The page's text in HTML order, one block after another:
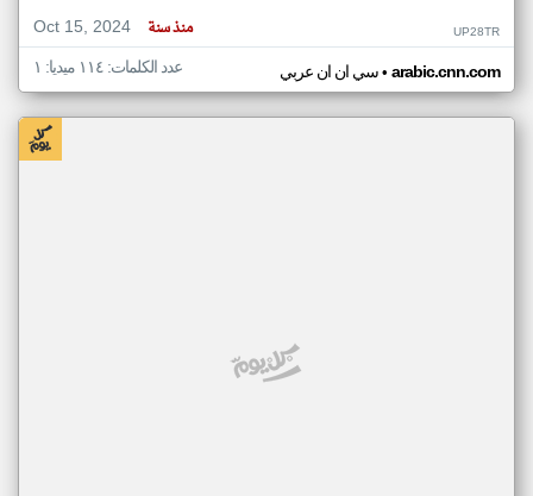
Oct 15, 2024
منذ سنة UP28TR
سي ان ان عربي• arabic.cnn.com عدد الكلمات: ١١٤ ميديا: ١